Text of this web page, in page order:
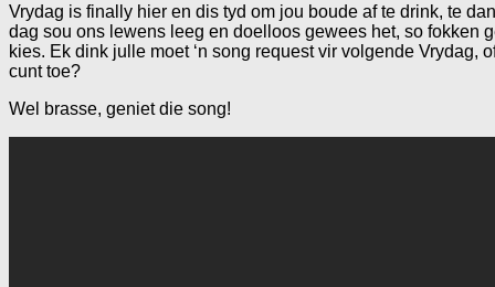
Vrydag is finally hier en dis tyd om jou boude af te drink, te
dag sou ons lewens leeg en doelloos gewees het, so fokken
kies. Ek dink julle moet ‘n song request vir volgende Vrydag,
cunt toe?
Wel brasse, geniet die song!